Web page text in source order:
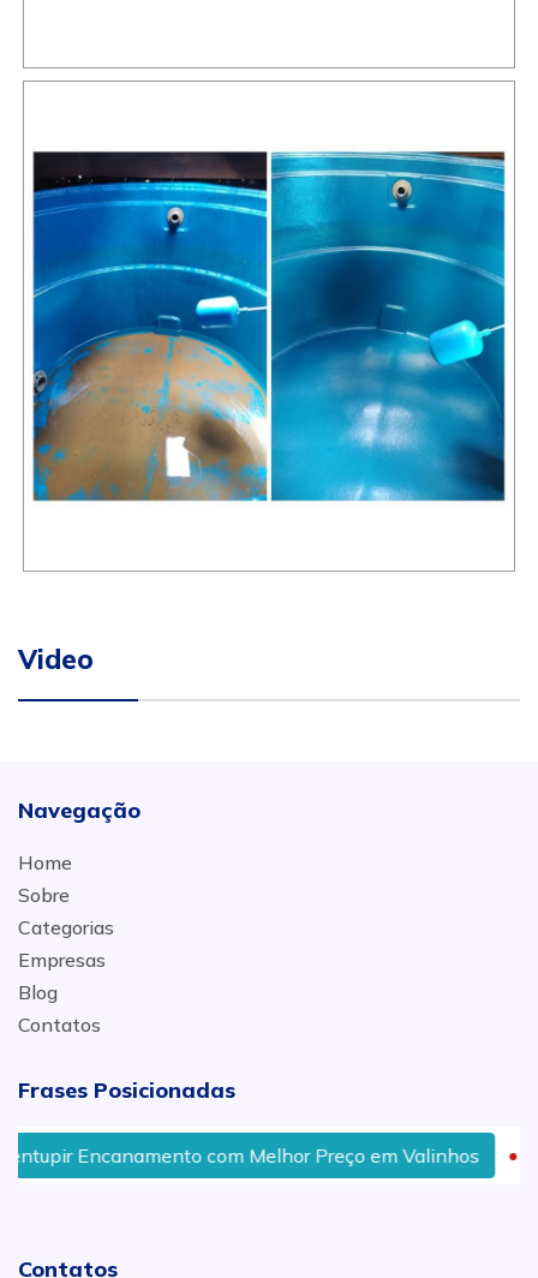
Video
Navegação
Home
Sobre
Categorias
Empresas
Blog
Contatos
Frases Posicionadas
Encanamento com Melhor Preço em Valinhos
Contatos